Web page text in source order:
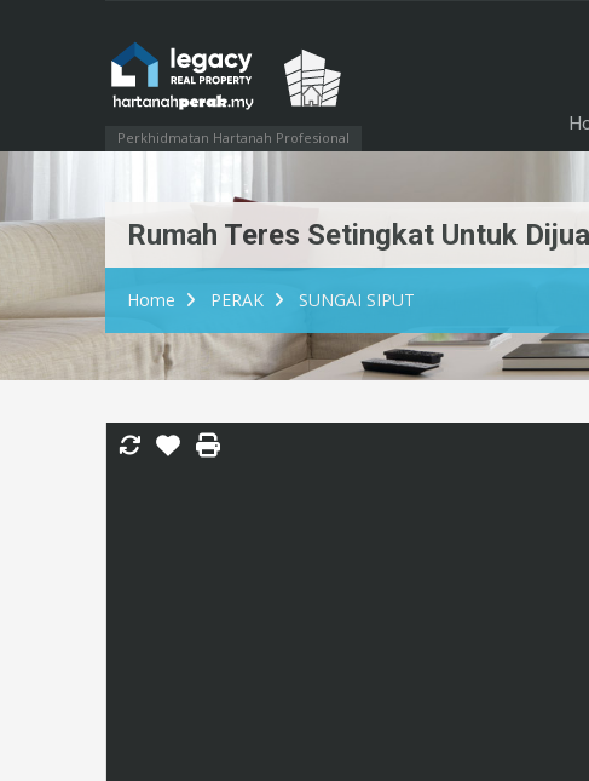
Perkhidmatan Hartanah Profesional
Rumah Teres Setingkat Untuk
Home PERAK SUNGAI SIPUT